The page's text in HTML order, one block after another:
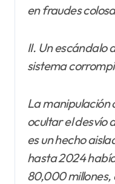
en fraudes
II. Un escándalo
sistema
La
ocultar el desvío
es un hecho
hasta 2024
80,000 millones,